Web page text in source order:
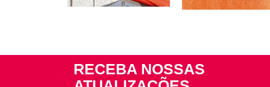
RECEBA NOSSAS